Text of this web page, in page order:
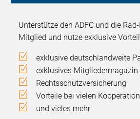
Unterstütze den ADFC und die
Mitglied und nutze exklusive
exklusive deutschlandweite
exklusives Mitgliedermagazin
Rechtsschutzversicherung
Vorteile bei vielen
und vieles mehr